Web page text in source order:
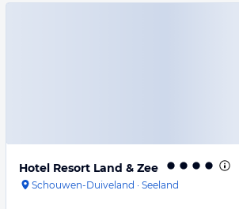
Hotel Resort Land & Zee
Schouwen-Duiveland · Seeland